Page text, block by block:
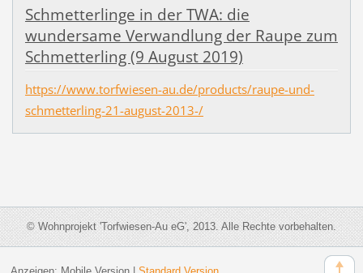
Schmetterlinge in der TWA: die
wundersame Verwandlung der Raupe zum
Schmetterling (9 August 2019)
https://www.torfwiesen-au.de/products/raupe-und-
schmetterling-21-august-2013-/
© Wohnprojekt 'Torfwiesen-Au eG', 2013. Alle Rechte vorbehalten.